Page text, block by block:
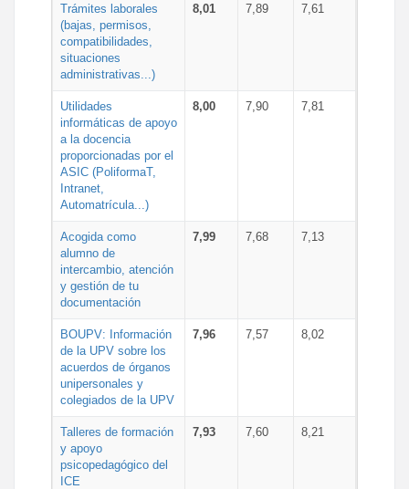
Trámites laborales
(bajas, permisos,
compatibilidades,
situaciones
administrativas...)
8,01 7,89 7,61
Utilidades
informáticas de apoyo
a la docencia
proporcionadas por el
ASIC (PoliformaT,
Intranet,
Automatrícula...)
8,00 7,90 7,81
Acogida como
alumno de
intercambio, atención
y gestión de tu
documentación
7,99 7,68 7,13
BOUPV: Información
de la UPV sobre los
acuerdos de órganos
unipersonales y
colegiados de la UPV
7,96 7,57 8,02
Talleres de formación
y apoyo
psicopedagógico del
ICE
7,93 7,60 8,21